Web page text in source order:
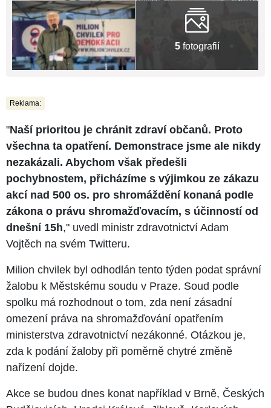
5fotografií
Reklama:
"Naší prioritou je chránit zdraví občanů. Proto
všechna ta opatření. Demonstrace jsme ale nikdy
nezakázali. Abychom však předešli
pochybnostem, přicházíme s výjimkou ze zákazu
akcí nad 500 os. pro shromáždění konaná podle
zákona o právu shromažďovacím, s účinností od
dnešní 15h," uvedl ministr zdravotnictví Adam
Vojtěch na svém Twitteru.
Milion chvilek byl odhodlán tento týden podat správní
žalobu k Městskému soudu v Praze. Soud podle
spolku má rozhodnout o tom, zda není zásadní
omezení práva na shromažďování opatřením
ministerstva zdravotnictví nezákonné. Otázkou je,
zda k podání žaloby při poměrně chytré změně
nařízení dojde.
Akce se budou dnes konat například v Brně, Českých